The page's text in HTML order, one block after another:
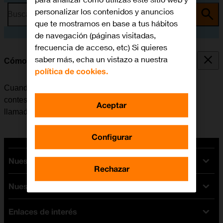
Busca por problema o tema
Cómo desviar las llamadas al contestador
Cuando no se contesta una llamada, esta se desvía al
contestador, donde se recogen los mensajes de las
llamadas.
Nuestras tarifas
Tarifas Orange
Tarifas fibra y móvil
Tarifas móviles
Nuestros dispositivos
Ofertas en móviles
Enlaces de interés
personalizar los contenidos y anuncios
que te mostramos en base a tus hábitos
de navegación (páginas visitadas,
frecuencia de acceso, etc) Si quieres
saber más, echa un vistazo a nuestra
política de cookies.
Configurar
Rechazar
Aceptar